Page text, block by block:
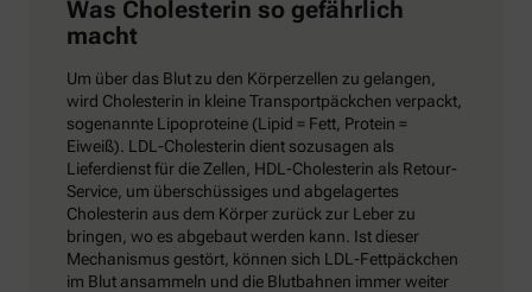
Was Cholesterin so gefährlich
macht
Um über das Blut zu den Körperzellen zu gelangen,
wird Cholesterin in kleine Transportpäckchen verpackt,
sogenannte Lipoproteine (Lipid = Fett, Protein =
Eiweiß). LDL-Cholesterin dient sozusagen als
Lieferdienst für die Zellen, HDL-Cholesterin als Retour-
Service, um überschüssiges und abgelagertes
Cholesterin aus dem Körper zurück zur Leber zu
bringen, wo es abgebaut werden kann. Ist dieser
Mechanismus gestört, können sich LDL-Fettpäckchen
im Blut ansammeln und die Blutbahnen immer weiter